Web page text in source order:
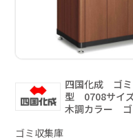
四国化成 ゴミ
型 0708サイ
木調カラー ゴ
ゴミ収集庫